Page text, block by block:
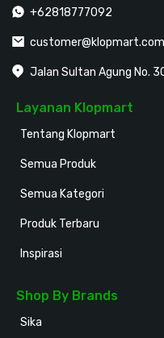
+62818777092
customer@klopmart.com
Jalan Sultan Agung No.
Layanan Klopmart
Tentang Klopmart
Semua Produk
Semua Kategori
Produk Terbaru
Inspirasi
Shop By Brands
Sika